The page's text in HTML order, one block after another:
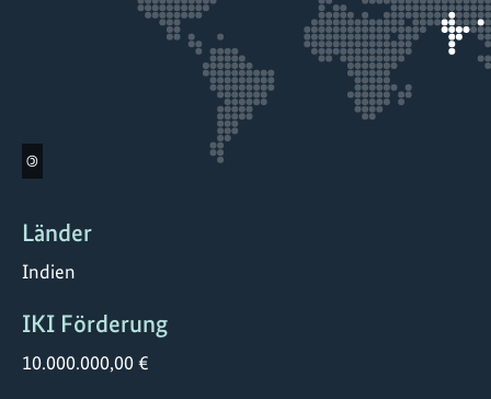
©
Länder
Indien
IKI Förderung
10.000.000,00 €